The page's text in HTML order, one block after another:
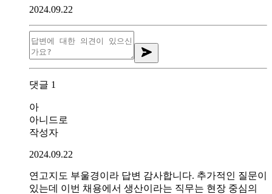
2024.09.22
댓글 1
아
아니드로
작성자
2024.09.22
연고지도 부울경이라 답변 감사합니다. 추가적인 질문이
있는데 이번 채용에서 생산이라는 직무는 현장 중심의